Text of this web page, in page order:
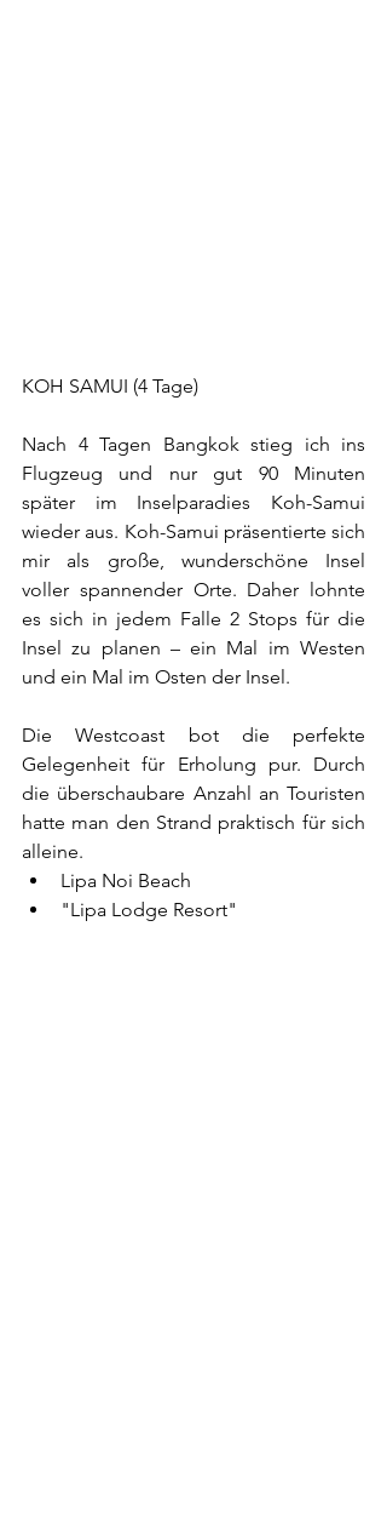
KOH SAMUI (4 Tage)
Nach 4 Tagen Bangkok stieg ich ins
Flugzeug und nur gut 90 Minuten
später im Inselparadies Koh-Samui
wieder aus. Koh-Samui präsentierte sich
mir als große, wunderschöne Insel
voller spannender Orte. Daher lohnte
es sich in jedem Falle 2 Stops für die
Insel zu planen – ein Mal im Westen
und ein Mal im Osten der Insel.
Die Westcoast bot die perfekte
Gelegenheit für Erholung pur. Durch
die überschaubare Anzahl an Touristen
hatte man den Strand praktisch für sich
alleine.
Lipa Noi Beach
"Lipa Lodge Resort"